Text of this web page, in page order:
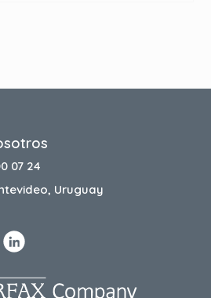
07 24
Uruguay